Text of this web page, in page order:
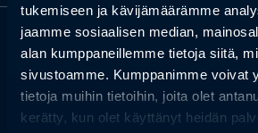
tukemiseen ja kävijämäärämme
jaamme sosiaalisen median,
alan kumppaneillemme tietoja siitä,
sivustoamme. Kumppanimme voivat
tietoja muihin tietoihin, joita olet
kerätty, kun olet käyttänyt heidän
OTA YHTEYTTÄ
Keilaranta 1 A, 02150 Espoo
+358 (0)20 780 6220